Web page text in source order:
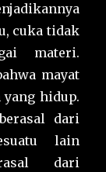
cuka tidak
materi.
mayat
hidup.
dari
lain
dari